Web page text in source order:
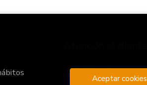
Pedidos especiales
Aceptar cookies